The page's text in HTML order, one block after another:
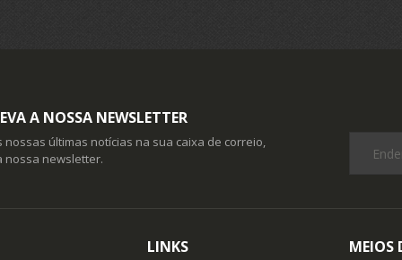
A NOSSA NEWSLETTER
nossas últimas notícias na sua caixa de correio,
nossa newsletter.
LINKS MEIOS